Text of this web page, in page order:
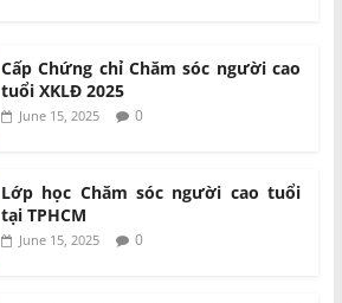
Cấp Chứng chỉ Chăm sóc người cao
tuổi XKLĐ 2025
June 15, 2025 0
Lớp học Chăm sóc người cao tuổi
tại TPHCM
June 15, 2025 0